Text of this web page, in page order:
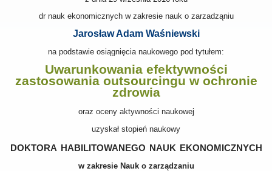
dr nauk ekonomicznych w zakresie nauk o zarzadząniu
Jarosław Adam Waśniewski
na podstawie osiągnięcia naukowego pod tytułem:
Uwarunkowania efektywności
zastosowania outsourcingu w ochronie
zdrowia
oraz oceny aktywności naukowej
uzyskał stopień naukowy
doktora habilitowanego nauk ekonomicznych
w zakresie Nauk o zarządzaniu